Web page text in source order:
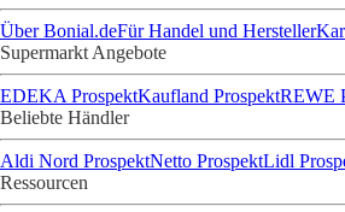
Über Bonial.deFür Handel und Hersteller
Supermarkt Angebote
EDEKA ProspektKaufland ProspektREWE
Beliebte Händler
Aldi Nord ProspektNetto ProspektLidl
Ressourcen